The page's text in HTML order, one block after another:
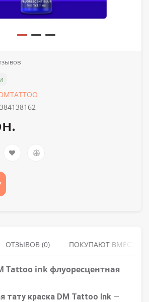
ОТЗЫВОВ (0) ПОКУПАЮТ ВМЕСТЕ
Tattoo ink флуоресцентная
тату краска DM Tattoo Ink —